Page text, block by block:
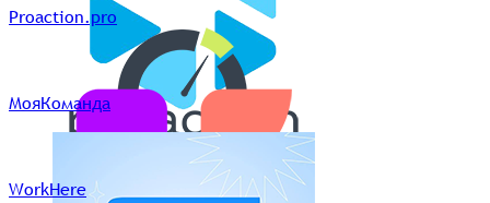
Proaction.pro
МояКоманда
WorkHere